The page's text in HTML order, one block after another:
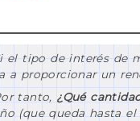
el tipo de interés de
a proporcionar un
tanto, ¿Qué
(que queda hasta